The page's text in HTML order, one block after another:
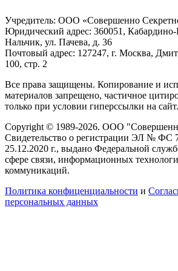
Учредитель: ООО «Совершенно
Юридический адрес: 360051, Кабардино-
Нальчик, ул. Пачева, д. 36
Почтовый адрес: 127247, г. Москва,
100, стр. 2
Все права защищены. Копирование и
материалов запрещено, частичное
только при условии гиперссылки на сайт.
Copyright © 1989-2026. ООО
Свидетельство о регистрации ЭЛ № ФС
25.12.2020 г., выдано Федеральной
сфере связи, информационных
коммуникаций.
Политика конфиценциальности и
персональных данных